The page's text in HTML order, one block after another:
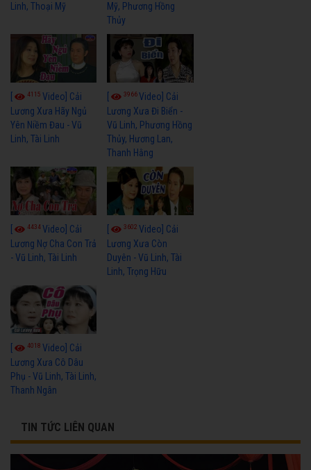
Linh, Thoại Mỹ
Mỹ, Phương Hồng
Thủy
4115 Video] Cải
Lương Xưa Hãy Ngủ
Yên Niềm Đau - Vũ
Linh, Tài Linh
3966Video] Cải
Lương Xưa Đi Biển -
Vũ Linh, Phương Hồng
Thủy, Hương Lan,
Thanh Hằng
4434Video] Cải
Lương Nợ Cha Con Trả
- Vũ Linh, Tài Linh
3602Video] Cải
Lương Xưa Còn
Duyên - Vũ Linh, Tài
Linh, Trọng Hữu
4018 Video] Cải
Lương Xưa Cô Dâu
Phụ - Vũ Linh, Tài Linh,
Thanh Ngân
TIN TỨC LIÊN QUAN